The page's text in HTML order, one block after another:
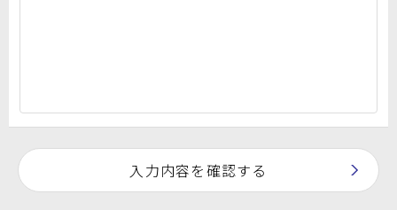
入力内容を確認する